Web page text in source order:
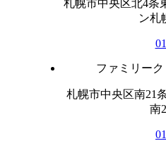
札幌市中央区北4条
ン札
ファミリー
札幌市中央区南21
南